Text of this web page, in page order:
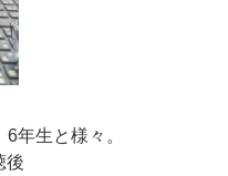
年生と様々。
後